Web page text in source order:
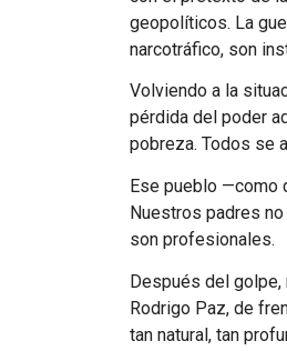
geopolíticos. La
narcotráfico, son
Volviendo a la
pérdida del poder
pobreza. Todos se
Ese pueblo —como
Nuestros padres
son profesionales.
Después del golpe,
Rodrigo Paz, de
tan natural, tan